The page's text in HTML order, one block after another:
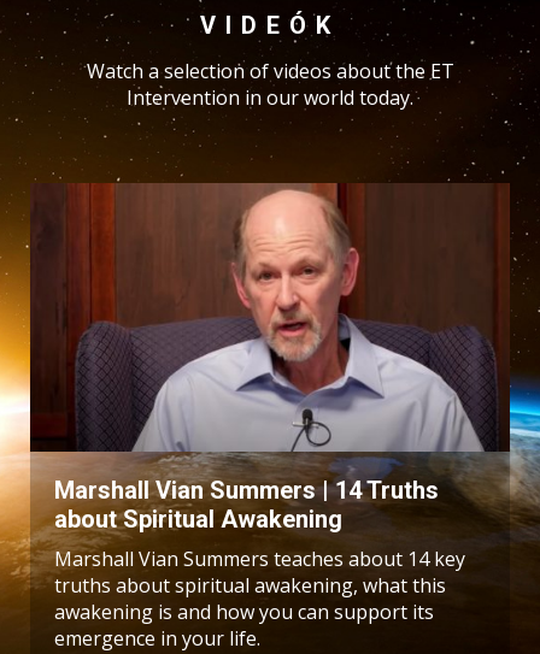
VIDEÓK
Watch a selection of videos about the ET
Intervention in our world today.
Marshall Vian Summers | 14 Truths
about Spiritual Awakening
Marshall Vian Summers teaches about 14 key
truths about spiritual awakening, what this
awakening is and how you can support its
emergence in your life.